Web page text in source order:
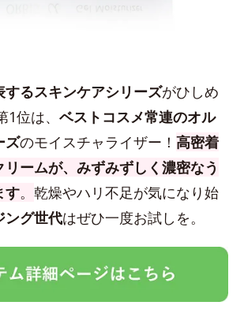
するスキンケアシリーズがひしめ
位は、 ベストコスメ常連のオル
ズのモイスチャライザー！ 高密着
ームが、みずみずしく濃密なう
す。 乾燥やハリ不足が気になり始
ング世代はぜひ一度お試しを。